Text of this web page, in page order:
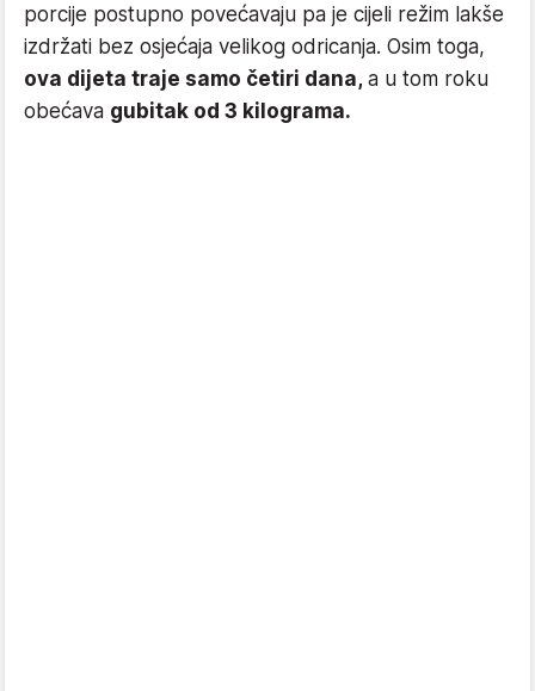
porcije postupno povećavaju pa je cijeli režim lakše
izdržati bez osjećaja velikog odricanja. Osim toga,
ova dijeta traje samo četiri dana, a u tom roku
obećava gubitak od 3 kilograma.